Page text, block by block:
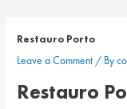
contentRestauro Porto
Leave a Comment / By
Restauro
artigos